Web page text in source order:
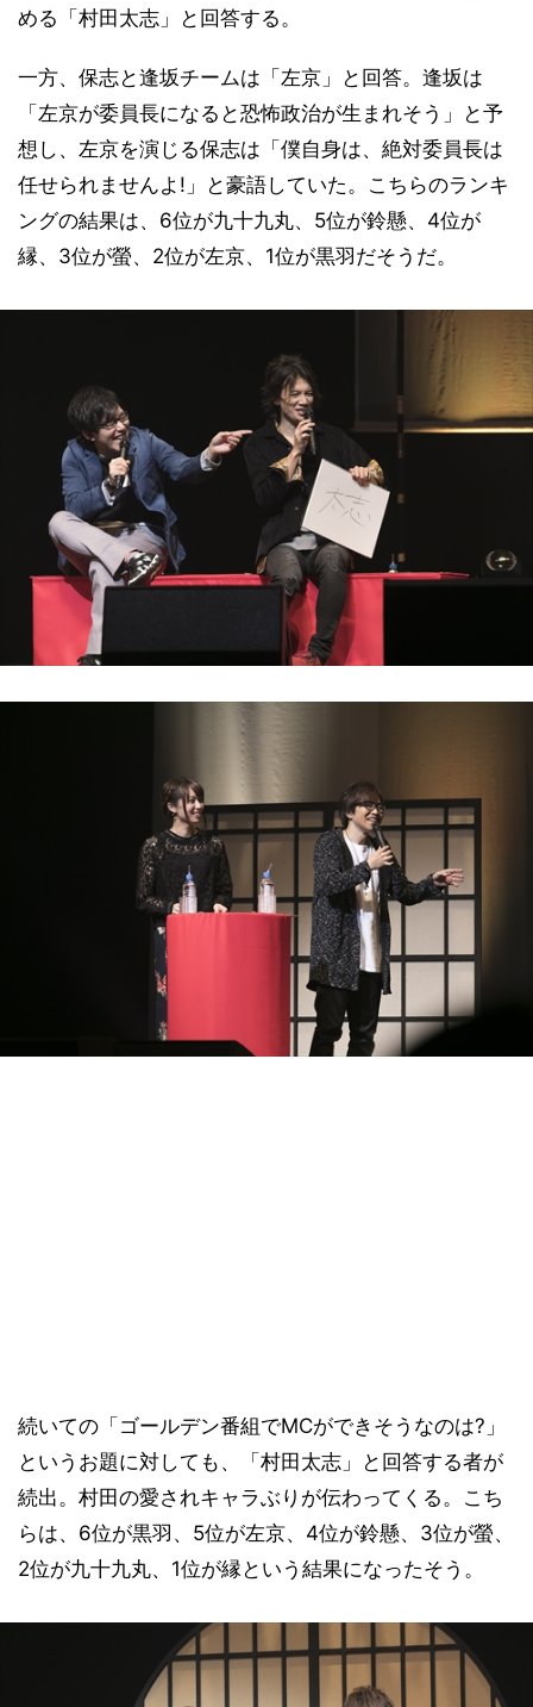
める「村田太志」と回答する。
一方、保志と逢坂チームは「左京」と回答。逢坂は
「左京が委員長になると恐怖政治が生まれそう」と予
想し、左京を演じる保志は「僕自身は、絶対委員長は
任せられませんよ!」と豪語していた。こちらのランキ
ングの結果は、6位が九十九丸、5位が鈴懸、4位が
縁、3位が螢、2位が左京、1位が黒羽だそうだ。
続いての「ゴールデン番組でMCができそうなのは?」
というお題に対しても、「村田太志」と回答する者が
続出。村田の愛されキャラぶりが伝わってくる。こち
らは、6位が黒羽、5位が左京、4位が鈴懸、3位が螢、
2位が九十九丸、1位が縁という結果になったそう。